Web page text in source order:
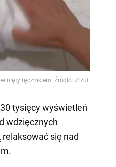
30 tysięcy wyświetleń
wdzięcznych
się nad